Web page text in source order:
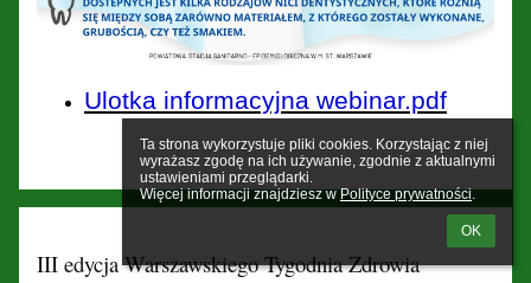
Ta strona wykorzystuje pliki cookies. Korzystając z niej
wyrażasz zgodę na ich używanie, zgodnie z aktualnymi
ustawieniami przeglądarki.
Więcej informacji znajdziesz w Polityce prywatności.
OK
Ulotka informacyjna webinar.pdf
III edycja Warszawskiego Tygodnia Zdrowia